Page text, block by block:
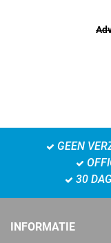
GEEN
30
INFORMATIE